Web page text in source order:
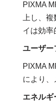
PIXMA
上し、
イは効率
ユーザー
PIXMA
により、
エネルギ